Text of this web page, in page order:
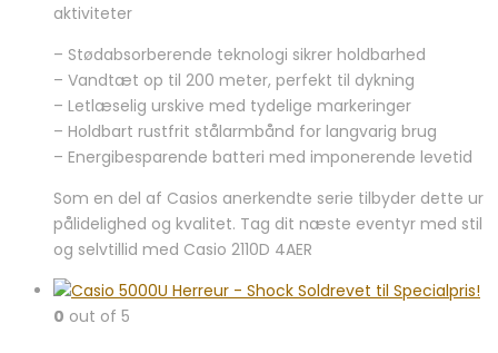
aktiviteter
– Stødabsorberende teknologi sikrer holdbarhed
– Vandtæt op til 200 meter, perfekt til dykning
– Letlæselig urskive med tydelige markeringer
– Holdbart rustfrit stålarmbånd for langvarig brug
– Energibesparende batteri med imponerende levetid
Som en del af Casios anerkendte serie tilbyder dette ur
pålidelighed og kvalitet. Tag dit næste eventyr med stil
og selvtillid med Casio 2110D 4AER
0 out of 5